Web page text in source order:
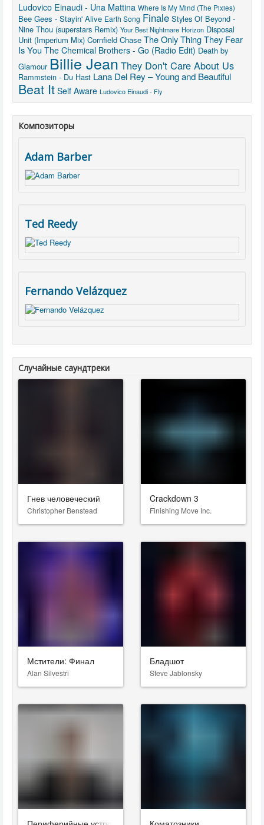
Ludovico Einaudi - Una Mattina Where Is My Mind (The Pixies)
Bee Gees - Stayin' Alive Earth Song Finale Styles Of Beyond -
Nine Thou (superstars Remix) Your Best Nightmare Horizon Disposal
Unit (Imperium Mix) Cornfield Chase The Only Thing They Fear
Is You The Chemical Brothers - Go (Radio Edit) Death by
Glamour Billie Jean They Don't Care About Us
Rammstein - Du Hast Lana Del Rey – Young and Beautiful
Beat It Self Aware Ludovico Einaudi - Fly
Композиторы
Adam Barber
Ted Reedy
Fernando Velázquez
Случайные саундтреки
Гнев человеческий
Christopher Benstead
Crackdown 3
Finishing Move Inc.
Мстители: Финал
Alan Silvestri
Бладшот
Steve Jablonsky